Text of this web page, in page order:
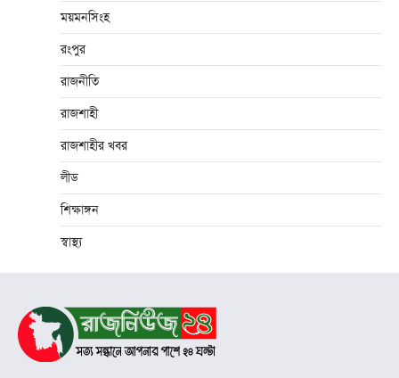
ময়মনসিংহ
রংপুর
রাজনীতি
রাজশাহী
রাজশাহীর খবর
লীড
শিক্ষাঙ্গন
স্বাস্থ্য